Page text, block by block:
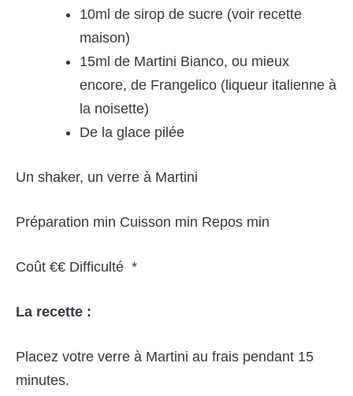
10ml de sirop de sucre (voir recette
maison)
15ml de Martini Bianco, ou mieux
encore, de Frangelico (liqueur italienne à
la noisette)
De la glace pilée
Un shaker, un verre à Martini
Préparation min Cuisson min Repos min
Coût €€ Difficulté *
La recette :
Placez votre verre à Martini au frais pendant 15
minutes.